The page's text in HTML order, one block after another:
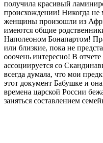
получила красивый
происхождении! Никогда не
женщины произошли из
имеются общие
Наполеоном Бонапартом!
или близкие, пока не
ооочень интересно! В
ассоциируется со
всегда думала, что мои
этот документ Бабушке и
времена царской России
заняться составлением